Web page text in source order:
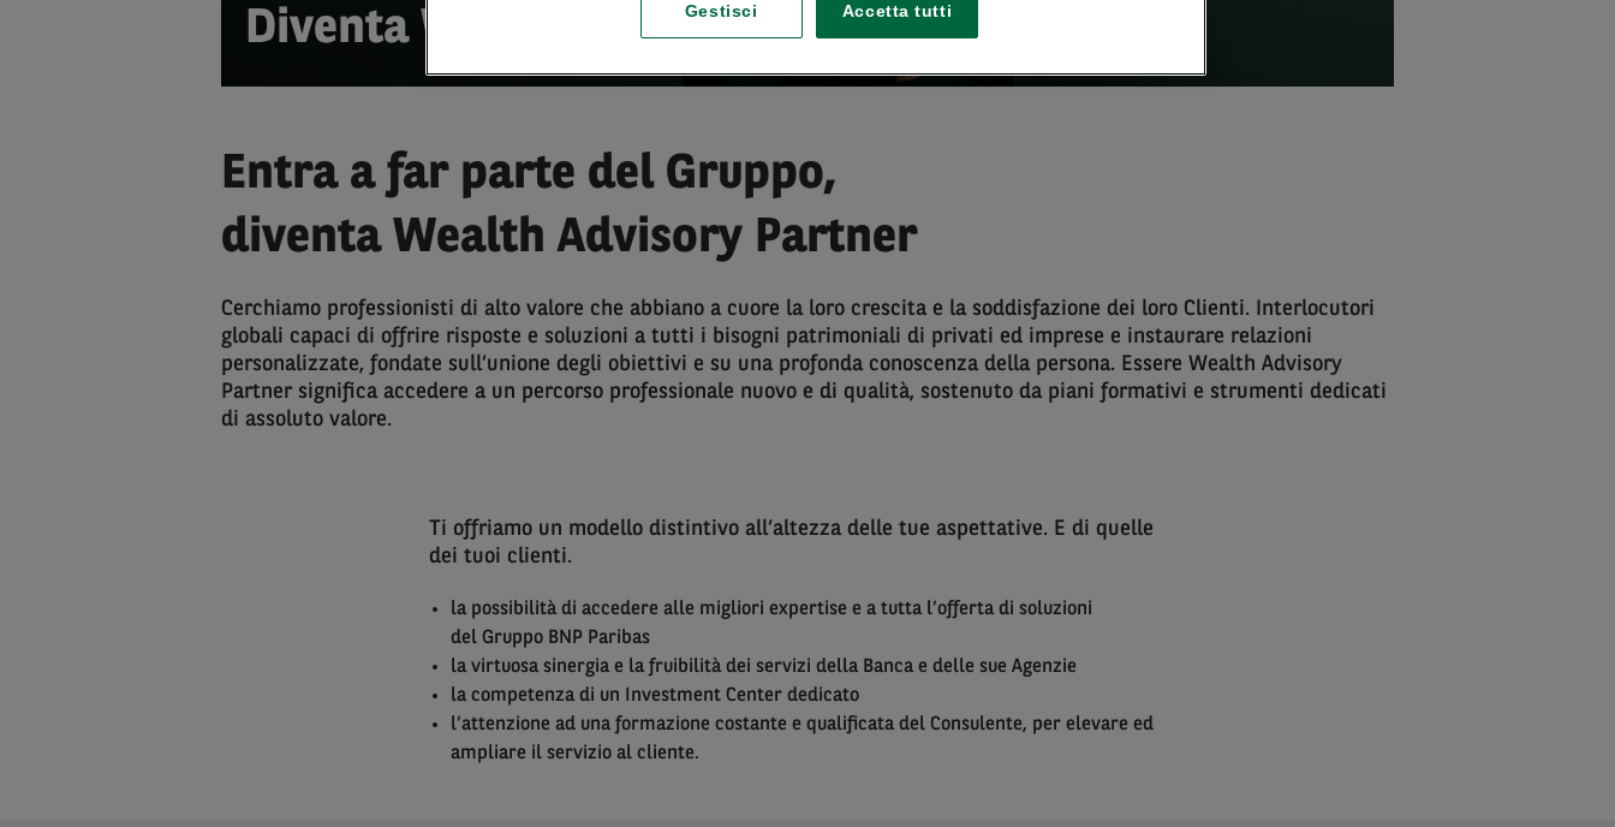
Diventa Wealth Advisory Partner
Entra a far parte del Gruppo,
diventa Wealth Advisory Partner
Cerchiamo professionisti di alto valore che abbiano a cuore la loro crescita e la soddisfazione dei loro Clienti. Interlocutori
globali capaci di offrire risposte e soluzioni a tutti i bisogni patrimoniali di privati ed imprese e instaurare relazioni
personalizzate, fondate sull’unione degli obiettivi e su una profonda conoscenza della persona. Essere Wealth Advisory
Partner significa accedere a un percorso professionale nuovo e di qualità, sostenuto da piani formativi e strumenti dedicati
di assoluto valore.
Ti offriamo un modello distintivo all’altezza delle tue aspettative. E di quelle
dei tuoi clienti.
la possibilità di accedere alle migliori expertise e a tutta l’offerta di soluzioni
del Gruppo BNP Paribas
la virtuosa sinergia e la fruibilità dei servizi della Banca e delle sue Agenzie
la competenza di un Investment Center dedicato
l’attenzione ad una formazione costante e qualificata del Consulente, per elevare ed
ampliare il servizio al cliente.
Gestisci Accetta tutti